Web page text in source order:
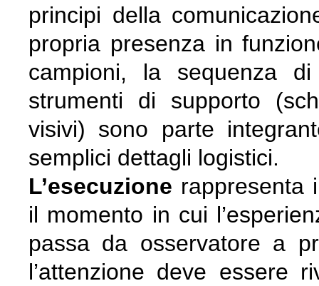
principi della
propria presenza in
campioni, la sequenza
strumenti di supporto
visivi) sono parte
semplici dettagli logistici.
L’esecuzione rappresenta
il momento in cui
passa da osservatore a
l’attenzione deve essere